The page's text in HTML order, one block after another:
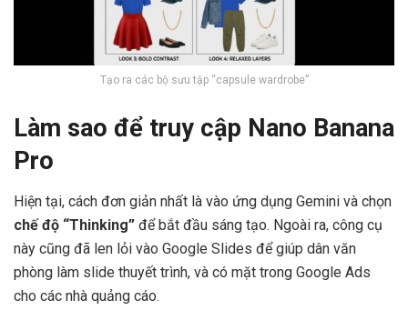
Tạo ra các bộ sưu tập “capsule wardrobe”
Làm sao để truy cập Nano Banana
Pro
Hiện tại, cách đơn giản nhất là vào ứng dụng Gemini và chọn
chế độ “Thinking” để bắt đầu sáng tạo. Ngoài ra, công cụ
này cũng đã len lỏi vào Google Slides để giúp dân văn
phòng làm slide thuyết trình, và có mặt trong Google Ads
cho các nhà quảng cáo.